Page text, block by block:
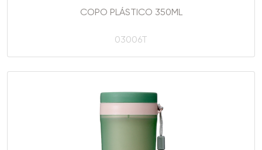
COPO PLÁSTICO 350ML
03006T